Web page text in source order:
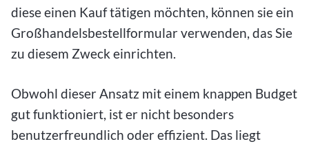
diese einen Kauf tätigen möchten, können sie ein
Großhandelsbestellformular verwenden, das Sie
zu diesem Zweck einrichten.
Obwohl dieser Ansatz mit einem knappen Budget
gut funktioniert, ist er nicht besonders
benutzerfreundlich oder effizient. Das liegt